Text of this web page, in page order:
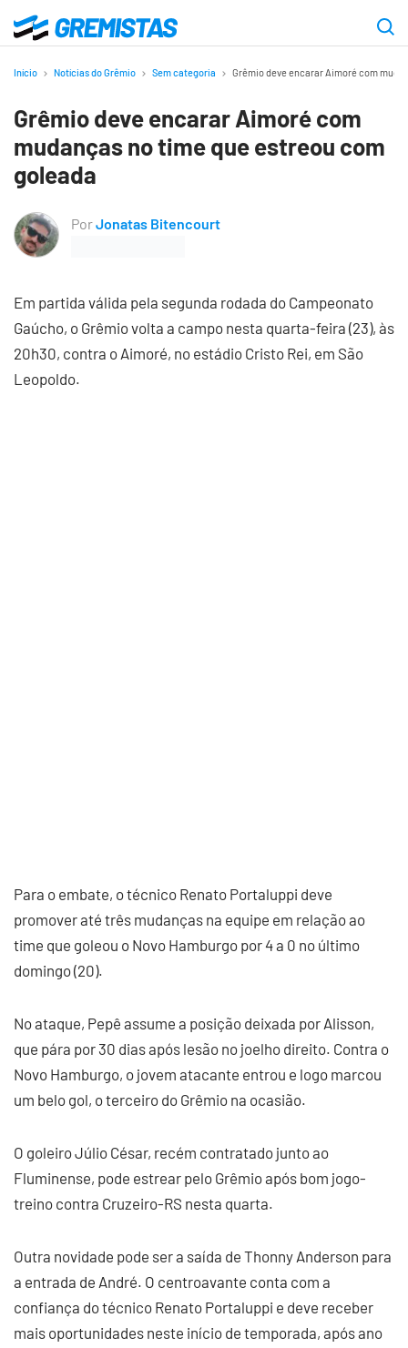
para
principal
Gremistas
Início Notícias do Grêmio Sem categoria Grêmio deve encarar Aimoré com
Grêmio deve encarar Aimoré com
mudanças no time que estreou com
goleada
PorJonatas Bitencourt
Em partida válida pela segunda rodada do Campeonato
Gaúcho, o Grêmio volta a campo nesta quarta-feira (23), às
20h30, contra o Aimoré, no estádio Cristo Rei, em São
Leopoldo.
Para o embate, o técnico Renato Portaluppi deve
promover até três mudanças na equipe em relação ao
time que goleou o Novo Hamburgo por 4 a 0 no último
domingo (20).
No ataque, Pepê assume a posição deixada por Alisson,
que pára por 30 dias após lesão no joelho direito. Contra o
Novo Hamburgo, o jovem atacante entrou e logo marcou
um belo gol, o terceiro do Grêmio na ocasião.
O goleiro Júlio César, recém contratado junto ao
Fluminense, pode estrear pelo Grêmio após bom jogo-
treino contra Cruzeiro-RS nesta quarta.
Outra novidade pode ser a saída de Thonny Anderson para
a entrada de André. O centroavante conta com a
confiança do técnico Renato Portaluppi e deve receber
mais oportunidades neste início de temporada, após ano